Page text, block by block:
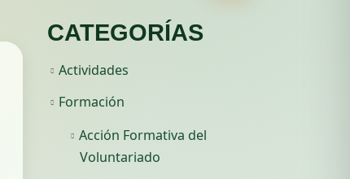
CATEGORÍAS
Actividades
Formación
Acción Formativa del
Voluntariado